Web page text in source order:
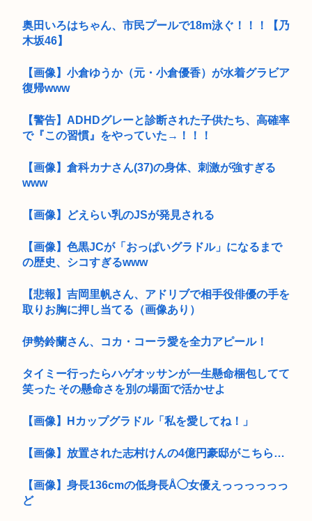
奥田いろはちゃん、市民プールで18m泳ぐ！！！【乃
木坂46】
【画像】小倉ゆうか（元・小倉優香）が水着グラビア
復帰www
【警告】ADHDグレーと診断された子供たち、高確率
で『この習慣』をやっていた→！！！
【画像】倉科カナさん(37)の身体、刺激が強すぎる
www
【画像】どえらい乳のJSが発見される
【画像】色黒JCが「おっぱいグラドル」になるまで
の歴史、シコすぎるwww
【悲報】吉岡里帆さん、アドリブで相手役俳優の手を
取りお胸に押し当てる（画像あり）
伊勢鈴蘭さん、コカ・コーラ愛を全力アピール！
タイミー行ったらハゲオッサンが一生懸命梱包してて
笑った その懸命さを別の場面で活かせよ
【画像】Hカップグラドル「私を愛してね！」
【画像】放置された志村けんの4億円豪邸がこちら…
【画像】身長136cmの低身長Å◯女優えっっっっっっ
ど